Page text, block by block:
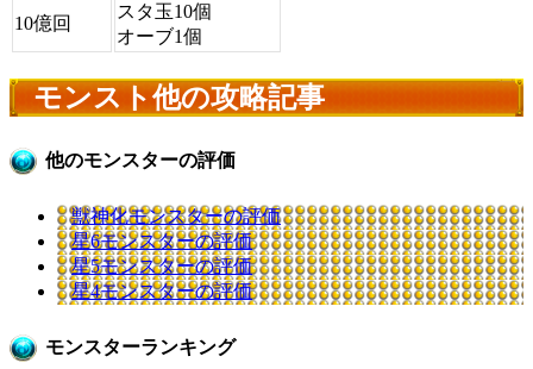
10億回
スタ玉10個
オーブ1個
モンスト他の攻略記事
他のモンスターの評価
獣神化モンスターの評価
星6モンスターの評価
星5モンスターの評価
星4モンスターの評価
モンスターランキング